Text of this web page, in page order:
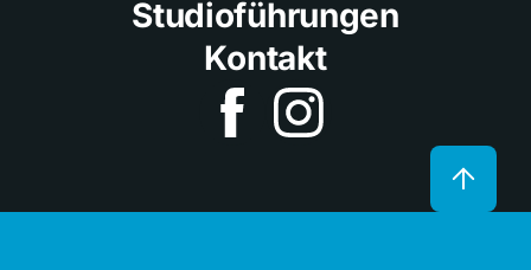
Studioführungen
Kontakt